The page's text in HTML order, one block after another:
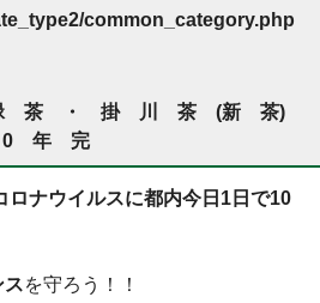
common_category.php
茶 ・ 掛 川 茶 (新 茶)
年 完
ロナウイルスに都内今日1日で10
スを守ろう！！